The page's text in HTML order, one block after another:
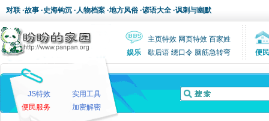
对联 ·故事 ·史海钩沉 ·人物档案 ·地方风俗 ·谚语大全 ·讽刺与幽默
主页特效 网页特效 百家姓
娱乐
歇后语 绕口令 脑筋急转弯 便民
JS特效
实用工具
便民服务
加密解密